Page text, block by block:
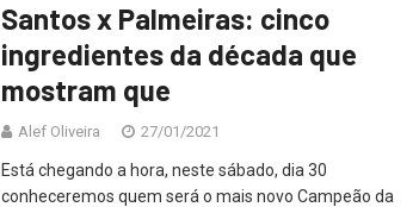
Santos x Palmeiras: cinco
ingredientes da década que
mostram que
Alef Oliveira 27/01/2021
Está chegando a hora, neste sábado, dia 30
conheceremos quem será o mais novo Campeão da